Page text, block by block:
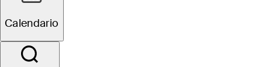
Calendario